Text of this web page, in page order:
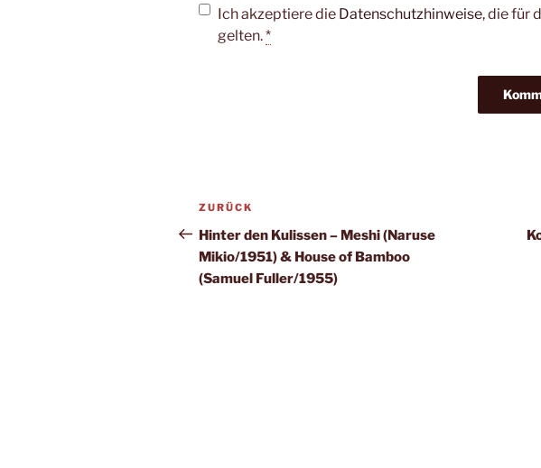
Ich akzeptiere die Datenschutzhinweise, die für
gelten.*
Beitragsnavigation
Vorheriger
Beitrag
ZURÜCK
Hinter den Kulissen – Meshi (Naruse
Mikio/1951) & House of Bamboo
(Samuel Fuller/1955)